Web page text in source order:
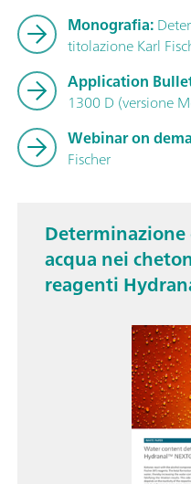
Monografia:
titolazione Karl
Application
1300 D (versione
Webinar on
Fischer
acqua nei
reagenti